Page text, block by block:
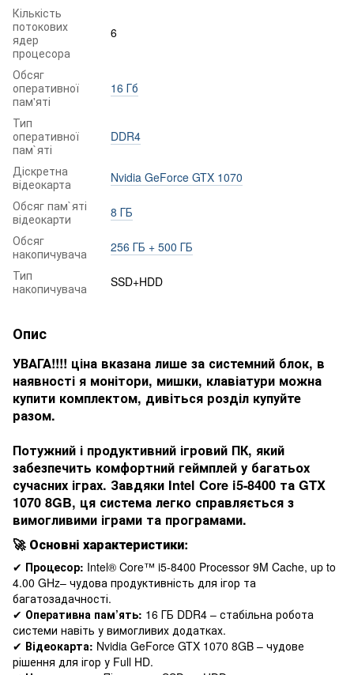
Кількість
потокових
ядер
процесора
6
Обсяг
оперативної
пам'яті
16 Гб
Тип
оперативної
пам`яті
DDR4
Діскретна
відеокарта
Nvidia GeForce GTX 1070
Обсяг пам`яті
відеокарти
8 ГБ
Обсяг
накопичувача
256 ГБ + 500 ГБ
Тип
накопичувача
SSD+HDD
Опис
УВАГА!!!! ціна вказана лише за системний блок, в
наявності я монітори, мишки, клавіатури можна
купити комплектом, дивіться розділ купуйте
разом.
Потужний і продуктивний ігровий ПК, який
забезпечить комфортний геймплей у багатьох
сучасних іграх. Завдяки Intel Core i5-8400 та GTX
1070 8GB, ця система легко справляється з
вимогливими іграми та програмами.
🚀 Основні характеристики:
✔ Процесор: Intel® Core™ i5-8400 Processor 9M Cache, up to
4.00 GHz– чудова продуктивність для ігор та
багатозадачності.
✔ Оперативна пам’ять: 16 ГБ DDR4 – стабільна робота
системи навіть у вимогливих додатках.
✔ Відеокарта: Nvidia GeForce GTX 1070 8GB – чудове
рішення для ігор у Full HD.